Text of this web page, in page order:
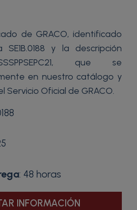
de GRACO, identificado
y la descripción
que se
en nuestro catálogo y
Servicio Oficial de GRACO.
: 48 horas
INFORMACIÓN